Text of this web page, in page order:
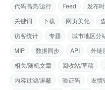
代码高亮/运行
Feed 发布
关键词
下载 网页美化
访客统计
专题 城市地区分
MIP
数据同步 API 外链
相关/随机文章
回收站/草稿
内容过滤/屏蔽
验证码 友情